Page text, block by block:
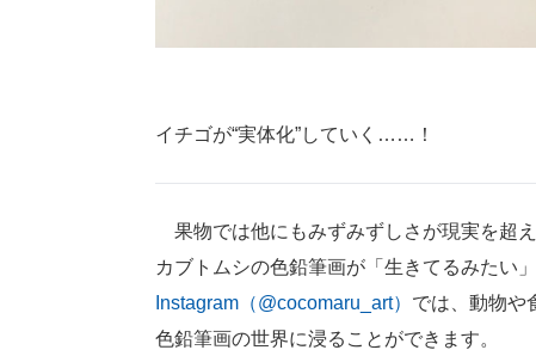
イチゴが“実体化”していく……！
果物では他にもみずみずしさが現実を超
カブトムシの色鉛筆画が「生きてるみたい
Instagram（@cocomaru_art） では、動物や
色鉛筆画の世界に浸ることができます。